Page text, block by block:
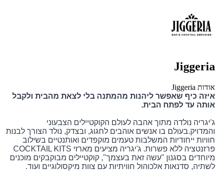
Jiggeria
אודות Jiggeria
איזה כיף שאפשר ליהנות מהמתנה בלי לצאת מהבית ולקבל
אותה עד לפתח הבית.
ג'יגריה נולדה מתוך אהבה לעולם הקוקטיילים הצבעוני
והמדויק.בעולם בו אנשים אוהבים לחגוג, ובצדק, נולד הצורך לבנות
חוויות ייחודיות המשלבות טעמים מוקפדים ואותנטיים בשילוב
פרזנטציה ללא פשרות. ג'יגריה מציעים מארזי COCKTAIL KITS
מיוחדים בסגנון "עשה זאת בעצמך", קוקטיילים מבוקבקים מוכנים
לשתיה, סדנאות אלכוהול חוויתיות עם צוות מיקסולוגיים ועוד.